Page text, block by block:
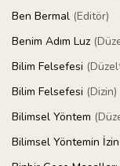
Ben Bermal (Editör)
Benim Adım Luz
Bilim Felsefesi
Bilim Felsefesi (Dizin)
Bilimsel Yöntem
Bilimsel Yöntemin